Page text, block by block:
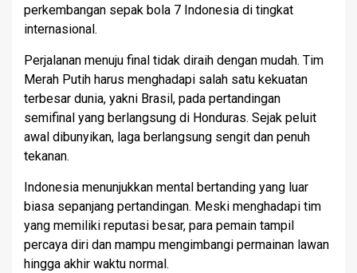
perkembangan sepak bola 7 Indonesia di tingkat
internasional.
Perjalanan menuju final tidak diraih dengan mudah. Tim
Merah Putih harus menghadapi salah satu kekuatan
terbesar dunia, yakni Brasil, pada pertandingan
semifinal yang berlangsung di Honduras. Sejak peluit
awal dibunyikan, laga berlangsung sengit dan penuh
tekanan.
Indonesia menunjukkan mental bertanding yang luar
biasa sepanjang pertandingan. Meski menghadapi tim
yang memiliki reputasi besar, para pemain tampil
percaya diri dan mampu mengimbangi permainan lawan
hingga akhir waktu normal.